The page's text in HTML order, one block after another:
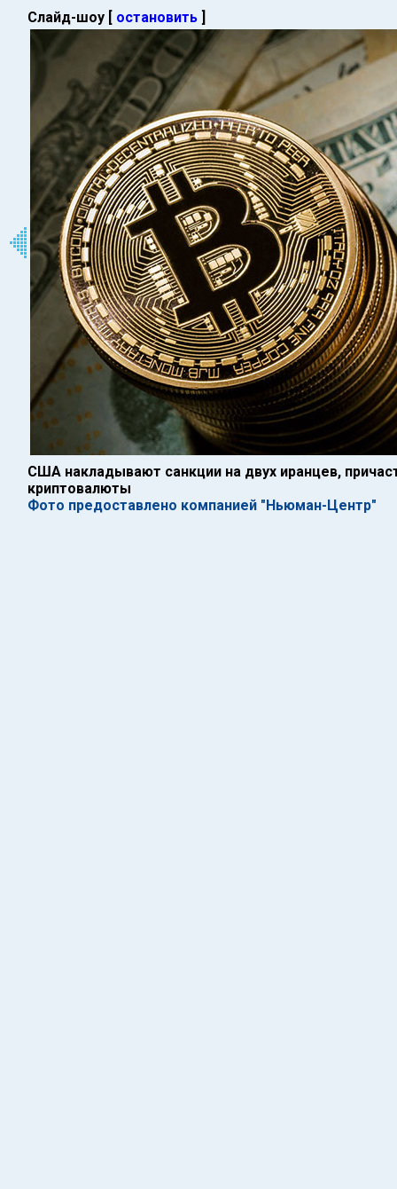
Слайд-шоу [ остановить ]
США накладывают санкции на двух иранцев,
криптовалюты
Фото предоставлено компанией "Ньюман-Центр"